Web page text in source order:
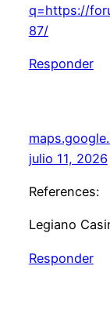
q=https://
87/
Responder
julio 11, 2026
References:
Legiano
Responder